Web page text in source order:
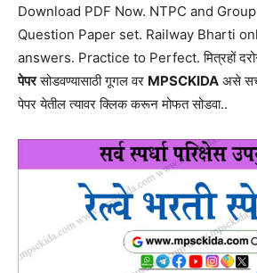
Download PDF Now. NTPC and
Question Paper set. Railway Bharti
answers. Practice to Perfect. मित्रहों
पेपरसोडवण्यासाठी गूगल वर MPSCKIDA असे
पेपर येतील त्यावर क्लिक करून मोफत सोडवा..